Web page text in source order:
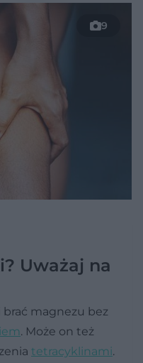
9
Uważaj na
magnezu bez
. Może on też
tetracyklinami.